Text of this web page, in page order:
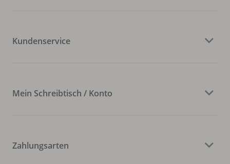
Kundenservice
Mein Schreibtisch / Konto
Zahlungsarten